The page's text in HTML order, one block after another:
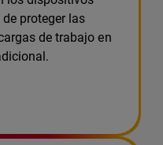
proteger las
de trabajo en